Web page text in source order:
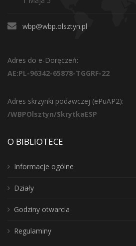
wbp@wbp.olsztyn.pl
Adres do e-Doręczeń:
AE:PL-96342-65878-TGGRF-22
Adres skrzynki podawczej (ePuAP2):
/WBPOlsztyn/SkrytkaESP
O BIBLIOTECE
Informacje ogólne
Działy
Godziny otwarcia
Regulaminy